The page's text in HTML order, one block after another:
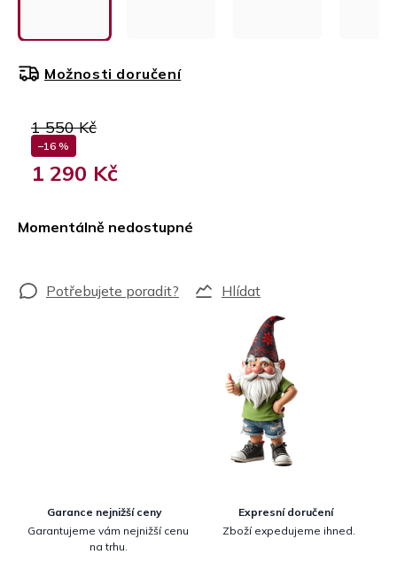
1 550 Kč
–16 %
1 290 Kč
Momentálně nedostupné
Možnosti doručení
Hlídat
Garance nejnižší ceny
Garantujeme vám nejnižší cenu
na trhu.
Expresní doručení
Zboží expedujeme ihned.